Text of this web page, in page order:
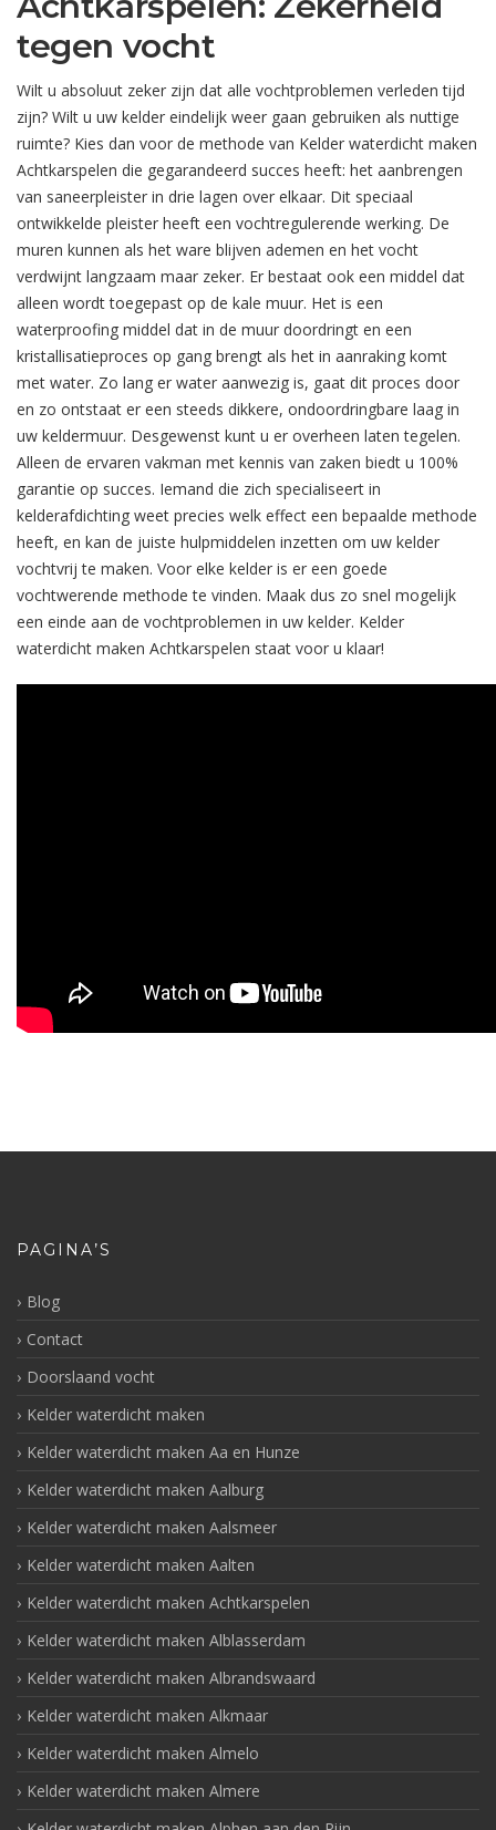
tegen vocht
Wilt u absoluut zeker zijn dat alle vochtproblemen verleden tijd
zijn? Wilt u uw kelder eindelijk weer gaan gebruiken als nuttige
ruimte? Kies dan voor de methode van Kelder waterdicht maken
Achtkarspelen die gegarandeerd succes heeft: het aanbrengen
van saneerpleister in drie lagen over elkaar. Dit speciaal
ontwikkelde pleister heeft een vochtregulerende werking. De
muren kunnen als het ware blijven ademen en het vocht
verdwijnt langzaam maar zeker. Er bestaat ook een middel dat
alleen wordt toegepast op de kale muur. Het is een
waterproofing middel dat in de muur doordringt en een
kristallisatieproces op gang brengt als het in aanraking komt
met water. Zo lang er water aanwezig is, gaat dit proces door
en zo ontstaat er een steeds dikkere, ondoordringbare laag in
uw keldermuur. Desgewenst kunt u er overheen laten tegelen.
Alleen de ervaren vakman met kennis van zaken biedt u 100%
garantie op succes. Iemand die zich specialiseert in
kelderafdichting weet precies welk effect een bepaalde methode
heeft, en kan de juiste hulpmiddelen inzetten om uw kelder
vochtvrij te maken. Voor elke kelder is er een goede
vochtwerende methode te vinden. Maak dus zo snel mogelijk
een einde aan de vochtproblemen in uw kelder. Kelder
waterdicht maken Achtkarspelen staat voor u klaar!
PAGINA’S
Blog
Contact
Doorslaand vocht
Kelder waterdicht maken
Kelder waterdicht maken Aa en Hunze
Kelder waterdicht maken Aalburg
Kelder waterdicht maken Aalsmeer
Kelder waterdicht maken Aalten
Kelder waterdicht maken Achtkarspelen
Kelder waterdicht maken Alblasserdam
Kelder waterdicht maken Albrandswaard
Kelder waterdicht maken Alkmaar
Kelder waterdicht maken Almelo
Kelder waterdicht maken Almere